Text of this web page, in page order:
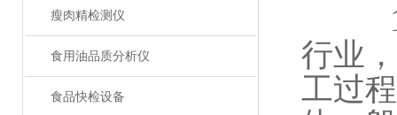
瘦肉精检测仪
食用油品质分析仪
食品快检设备
1.
行业
工过